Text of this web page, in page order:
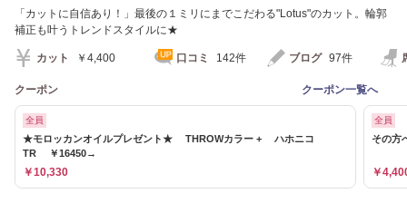
「カットに自信あり！」最後の１ミリにまでこだわる"Lotus"のカット。輪郭
補正も叶うトレンドスタイルに★
カット ￥4,400 口コミ 142件 ブログ 97件
クーポン クーポン一覧へ
全員
★モロッカンオイルプレゼント★ THROWカラー + ハホニコ
TR ￥16450→
￥10,330
全員
その方
￥